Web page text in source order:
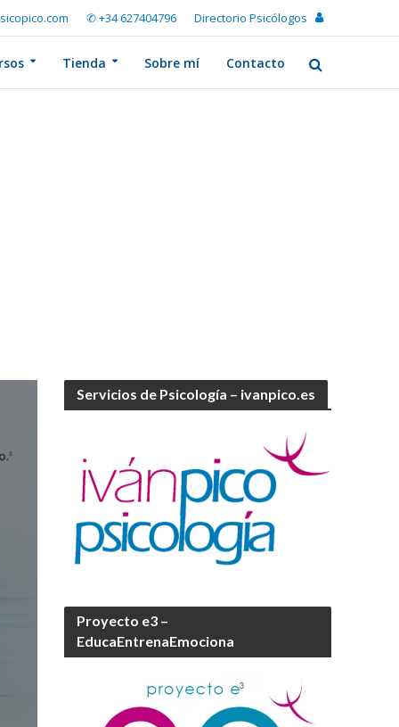
✆ +34 627404796 Directorio Psicólogos
Tienda Sobre mí Contacto
Servicios de Psicología – ivanpico.es
Proyecto e3 –
EducaEntrenaEmociona